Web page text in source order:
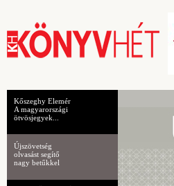
Kőszeghy Elemér
A magyarországi
ötvösjegyek...
Újszövetség
olvasást segítő
nagy betűkkel